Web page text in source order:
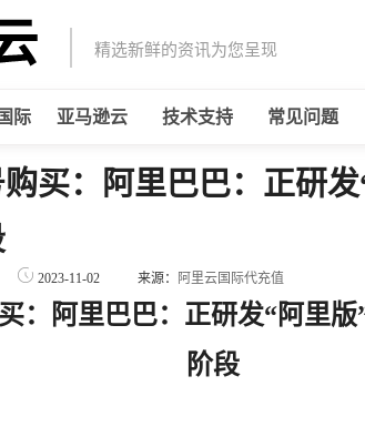
精选新鲜的资讯为您呈现
际 亚马逊云 技术支持 常见问题
买：阿里巴巴：正研发
2023-11-02 来源： 阿里云国际代充值
：阿里巴巴：正研发“阿里
阶段